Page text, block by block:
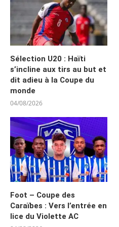
Sélection U20 : Haïti
s’incline aux tirs au but et
dit adieu à la Coupe du
monde
04/08/2026
Foot – Coupe des
Caraïbes : Vers l’entrée en
lice du Violette AC